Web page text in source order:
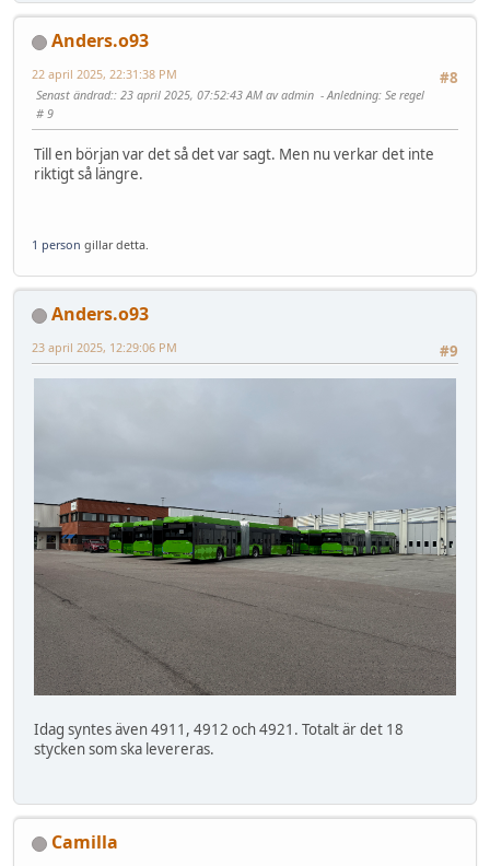
Anders.o93
#8
22 april 2025, 22:31:38 PM
Senast ändrad:: 23 april 2025, 07:52:43 AM av admin Anledning: Se regel
# 9
Till en början var det så det var sagt. Men nu verkar det inte
riktigt så längre.
1 person gillar detta.
Anders.o93
#9
23 april 2025, 12:29:06 PM
Idag syntes även 4911, 4912 och 4921. Totalt är det 18
stycken som ska levereras.
Camilla